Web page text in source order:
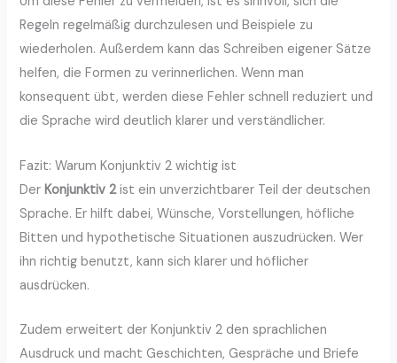
Regeln regelmäßig durchzulesen und Beispiele zu
wiederholen. Außerdem kann das Schreiben eigener Sätze
helfen, die Formen zu verinnerlichen. Wenn man
konsequent übt, werden diese Fehler schnell reduziert und
die Sprache wird deutlich klarer und verständlicher.
Fazit: Warum Konjunktiv 2 wichtig ist
Der Konjunktiv 2ist ein unverzichtbarer Teil der deutschen
Sprache. Er hilft dabei, Wünsche, Vorstellungen, höfliche
Bitten und hypothetische Situationen auszudrücken. Wer
ihn richtig benutzt, kann sich klarer und höflicher
ausdrücken.
Zudem erweitert der Konjunktiv 2 den sprachlichen
Ausdruck und macht Geschichten, Gespräche und Briefe